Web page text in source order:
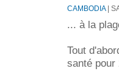
CAMBODIA|
... à la
Tout
santé